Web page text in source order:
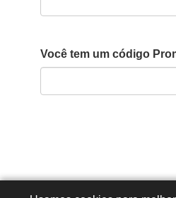
Você tem um código